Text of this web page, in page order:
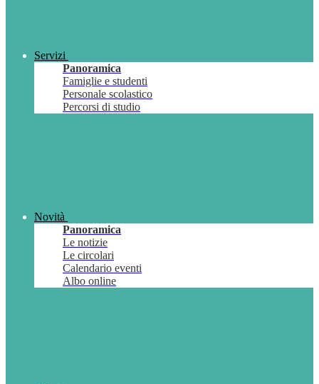
Servizi
Panoramica
Famiglie e studenti
Personale scolastico
Percorsi di studio
Novità
Panoramica
Le notizie
Le circolari
Calendario eventi
Albo online